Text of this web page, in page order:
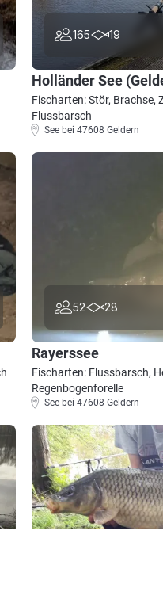
165 19
Holländer See
Fischarten: Stör, Brachse,
Flussbarsch
See bei 47608 Geldern
52 28
Rayerssee
Fischarten: Flussbarsch,
Regenbogenforelle
See bei 47608 Geldern